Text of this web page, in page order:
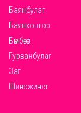
Баянбулаг
Баянхонгор
Бөмбөгөр
Гурванбулаг
Заг
Шинэжинст